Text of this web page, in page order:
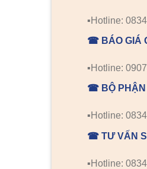
▪️Hotline:
☎ BÁO GIÁ
▪️Hotline:
☎ BỘ PHẬN
▪️Hotline:
☎ TƯ VẤN
▪️Hotline: